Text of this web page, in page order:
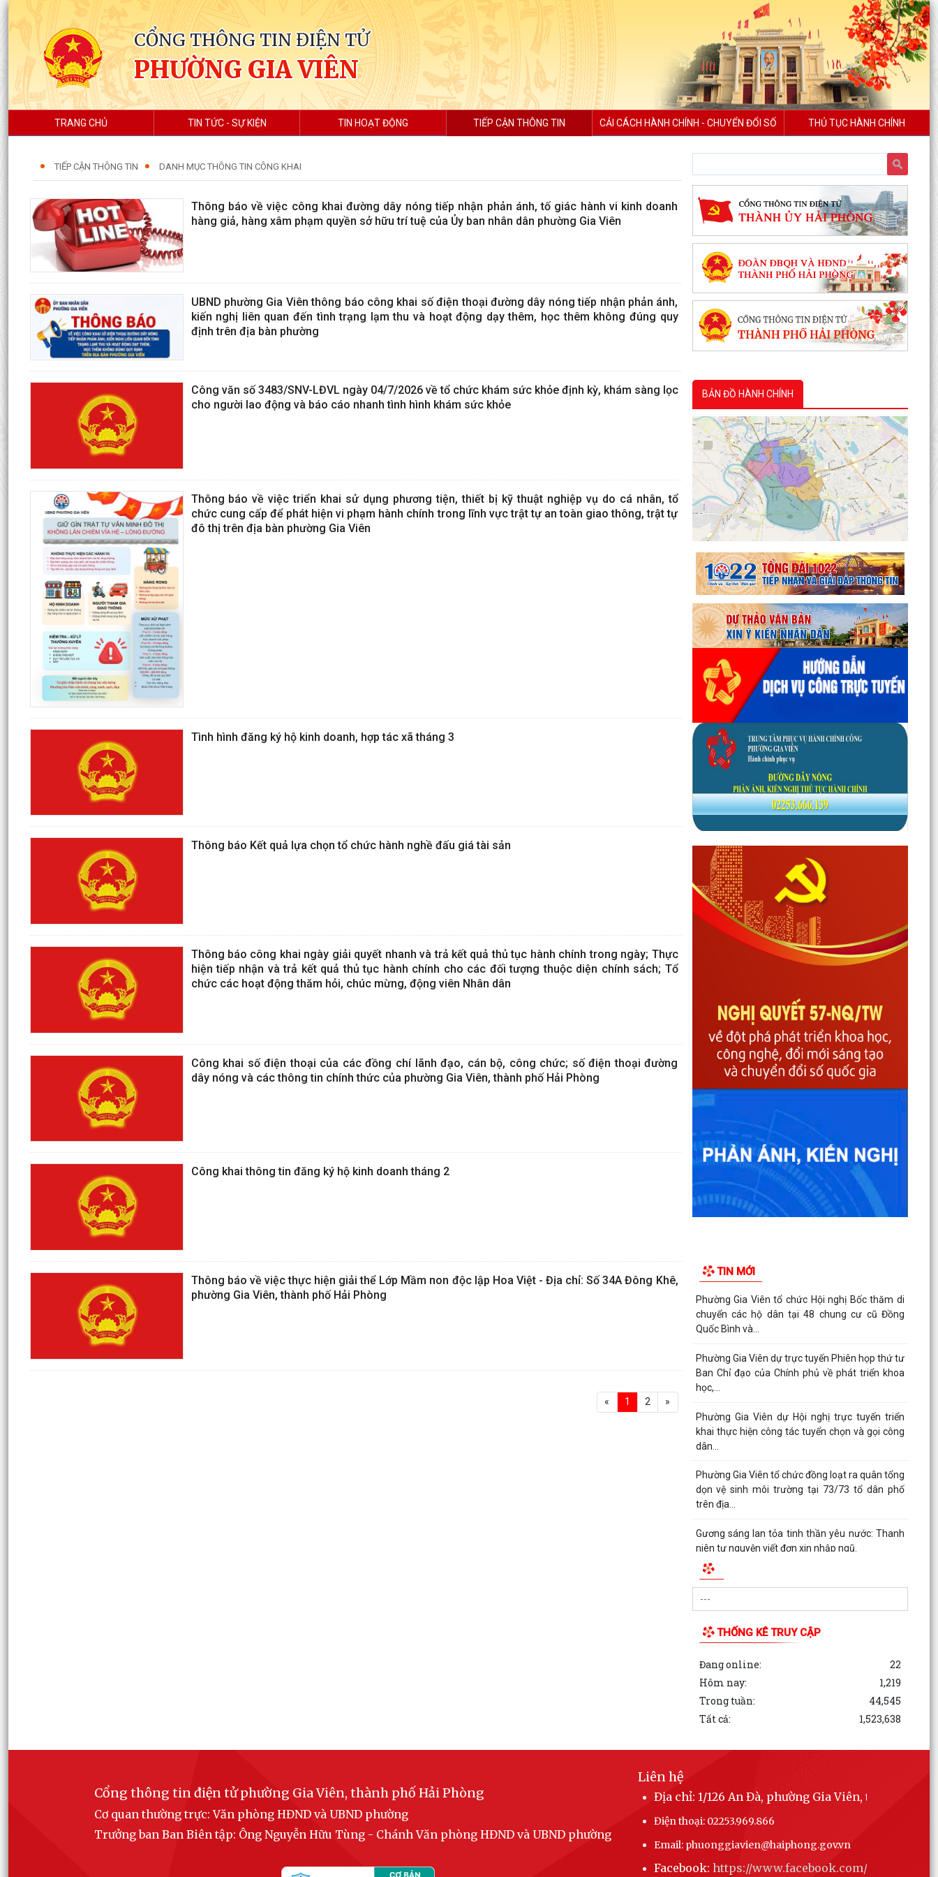
CỔNG THÔNG TIN ĐIỆN TỬ
PHƯỜNG GIA VIÊN
TRANG CHỦ TIN TỨC - SỰ KIỆN TIN HOẠT ĐỘNG TIẾP CẬN THÔNG TIN CẢI CÁCH HÀNH CHÍNH - CHUYỂN ĐỔI SỐ THỦ TỤC HÀNH CHÍNH
TIẾP CẬN THÔNG TIN DANH MỤC THÔNG TIN CÔNG KHAI
Thông báo về việc công khai đường dây nóng tiếp nhận phản ánh, tố giác hành vi kinh doanh
hàng giả, hàng xâm phạm quyền sở hữu trí tuệ của Ủy ban nhân dân phường Gia Viên
UBND phường Gia Viên thông báo công khai số điện thoại đường dây nóng tiếp nhận phản ánh,
kiến nghị liên quan đến tình trạng lạm thu và hoạt động dạy thêm, học thêm không đúng quy
định trên địa bàn phường
Công văn số 3483/SNV-LĐVL ngày 04/7/2026 về tổ chức khám sức khỏe định kỳ, khám sàng lọc
cho người lao động và báo cáo nhanh tình hình khám sức khỏe
Thông báo về việc triển khai sử dụng phương tiện, thiết bị kỹ thuật nghiệp vụ do cá nhân, tổ
chức cung cấp để phát hiện vi phạm hành chính trong lĩnh vực trật tự an toàn giao thông, trật tự
đô thị trên địa bàn phường Gia Viên
Tình hình đăng ký hộ kinh doanh, hợp tác xã tháng 3
Thông báo Kết quả lựa chọn tổ chức hành nghề đấu giá tài sản
Thông báo công khai ngày giải quyết nhanh và trả kết quả thủ tục hành chính trong ngày; Thực
hiện tiếp nhận và trả kết quả thủ tục hành chính cho các đối tượng thuộc diện chính sách; Tổ
chức các hoạt động thăm hỏi, chúc mừng, động viên Nhân dân
Công khai số điện thoại của các đồng chí lãnh đạo, cán bộ, công chức; số điện thoại đường
dây nóng và các thông tin chính thức của phường Gia Viên, thành phố Hải Phòng
Công khai thông tin đăng ký hộ kinh doanh tháng 2
Thông báo về việc thực hiện giải thể Lớp Mầm non độc lập Hoa Việt - Địa chỉ: Số 34A Đông Khê,
phường Gia Viên, thành phố Hải Phòng
« 1 2 »
BẢN ĐỒ HÀNH CHÍNH
TIN MỚI
Phường Gia Viên tổ chức Hội nghị Bốc thăm di
chuyển các hộ dân tại 48 chung cư cũ Đồng
Quốc Bình và...
Phường Gia Viên dự trực tuyến Phiên họp thứ tư
Ban Chỉ đạo của Chính phủ về phát triển khoa
học,...
Phường Gia Viên dự Hội nghị trực tuyến triển
khai thực hiện công tác tuyển chọn và gọi công
dân...
Phường Gia Viên tổ chức đồng loạt ra quân tổng
dọn vệ sinh môi trường tại 73/73 tổ dân phố
trên địa...
Gương sáng lan tỏa tinh thần yêu nước: Thanh
niên tự nguyện viết đơn xin nhập ngũ.
Phường Gia Viên tham dự Hội nghị trực tuyến
phổ biến Luật Lưu trữ năm 2024 và các văn bản
THỐNG KÊ TRUY CẬP
Đang online:
22
Hôm nay:
1,219
Trong tuần:
44,545
Tất cả:
1,523,638
Cổng thông tin điện tử phường Gia Viên, thành phố Hải Phòng
Cơ quan thường trực: Văn phòng HĐND và UBND phường
Trưởng ban Ban Biên tập: Ông Nguyễn Hữu Tùng - Chánh Văn phòng HĐND và UBND phường
Liên hệ
Địa chỉ: 1/126 An Đà, phường Gia Viên, thành phố
Điện thoại: 02253.969.866
Email: phuonggiavien@haiphong.gov.vn
Facebook:https://www.facebook.com/